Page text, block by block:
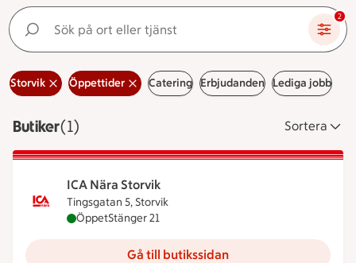
Sök på ort eller tjänst 2
Storvik Öppettider Catering Erbjudanden Lediga jobb
ButikerVisar 1 stycken
(1) Sortera
ICA Nära Storvik
Tingsgatan 5, Storvik
ICA Nära Storvik är öppen nu, stänger klockan 21
ÖppetStänger 21
Gå till butikssidan